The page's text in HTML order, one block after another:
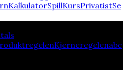
KalkulatorSpillKursPrivatistSe
Kjerneregelenabc